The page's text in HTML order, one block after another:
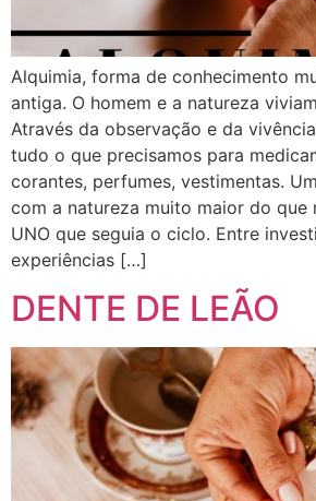
Alquimia, forma de conhecimento
antiga. O homem e a natureza
Através da observação e da
tudo o que precisamos para
corantes, perfumes, vestimentas.
com a natureza muito maior do que
UNO que seguia o ciclo. Entre
experiências […]
DENTE DE LEÃO